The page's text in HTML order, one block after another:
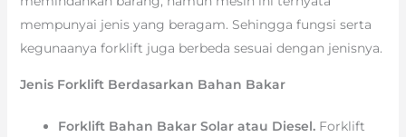
mempunyai jenis yang beragam. Sehingga fungsi serta
kegunaanya forklift juga berbeda sesuai dengan jenisnya.
Jenis Forklift Berdasarkan Bahan Bakar
Forklift Bahan Bakar Solar atau Diesel. Forklift